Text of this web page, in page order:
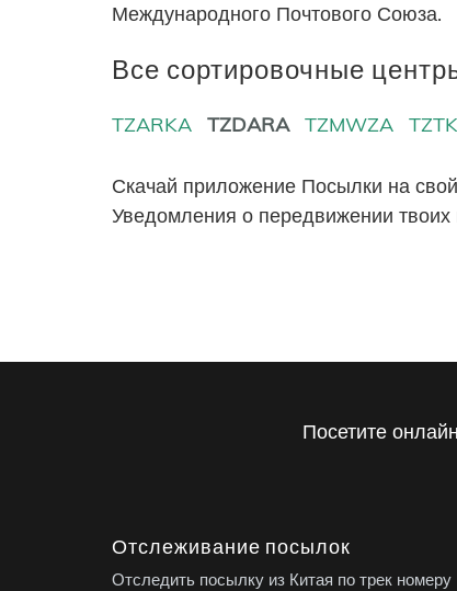
Международного Почтового Союза.
Все сортировочные
TZARKA TZDARA TZMWZA
Скачай приложение Посылки на свой
Уведомления о передвижении твоих
Посетите
Отслеживание посылок
Отследить посылку из Китая по трек номеру